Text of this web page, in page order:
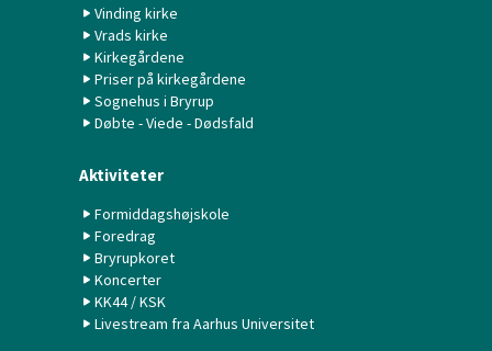
Vinding kirke
Vrads kirke
Kirkegårdene
Priser på kirkegårdene
Sognehus i Bryrup
Døbte - Viede - Dødsfald
Aktiviteter
Formiddagshøjskole
Foredrag
Bryrupkoret
Koncerter
KK44 / KSK
Livestream fra Aarhus Universitet